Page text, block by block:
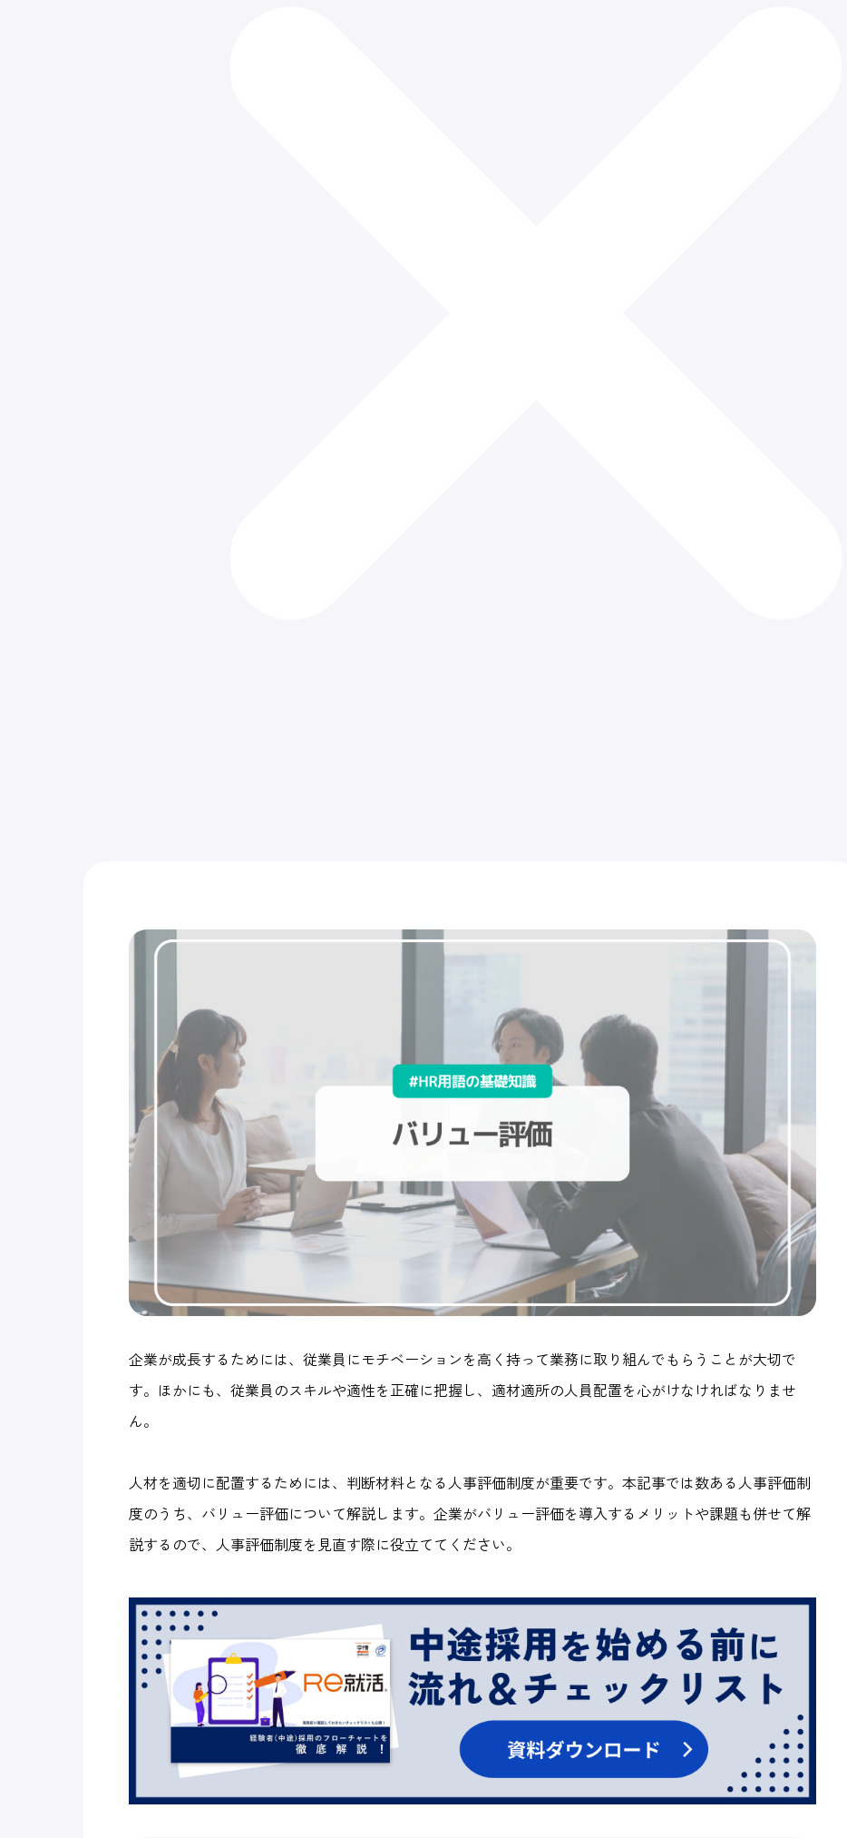
企業が成長するためには、従業員にモチベーションを高く持って業務に取り組んでもらうことが大切で
す。ほかにも、従業員のスキルや適性を正確に把握し、適材適所の人員配置を心がけなければなりませ
ん。
人材を適切に配置するためには、判断材料となる人事評価制度が重要です。本記事では数ある人事評価制
度のうち、バリュー評価について解説します。企業がバリュー評価を導入するメリットや課題も併せて解
説するので、人事評価制度を見直す際に役立ててください。